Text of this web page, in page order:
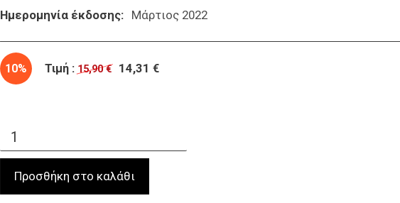
Ημερομηνία έκδοσης
Μάρτιος 2022
10% Τιμή : 15,90 € 14,31 €